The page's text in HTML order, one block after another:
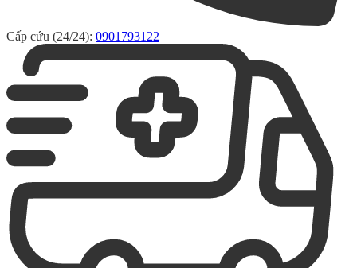
Cấp cứu (24/24): 0901793122